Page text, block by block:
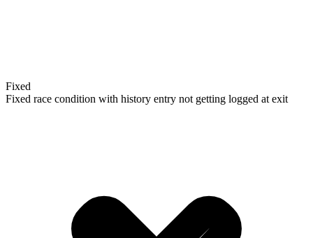
Fixed
Fixed race condition with history entry not getting logged at exit